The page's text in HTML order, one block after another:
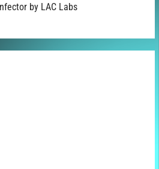
by LAC Labs